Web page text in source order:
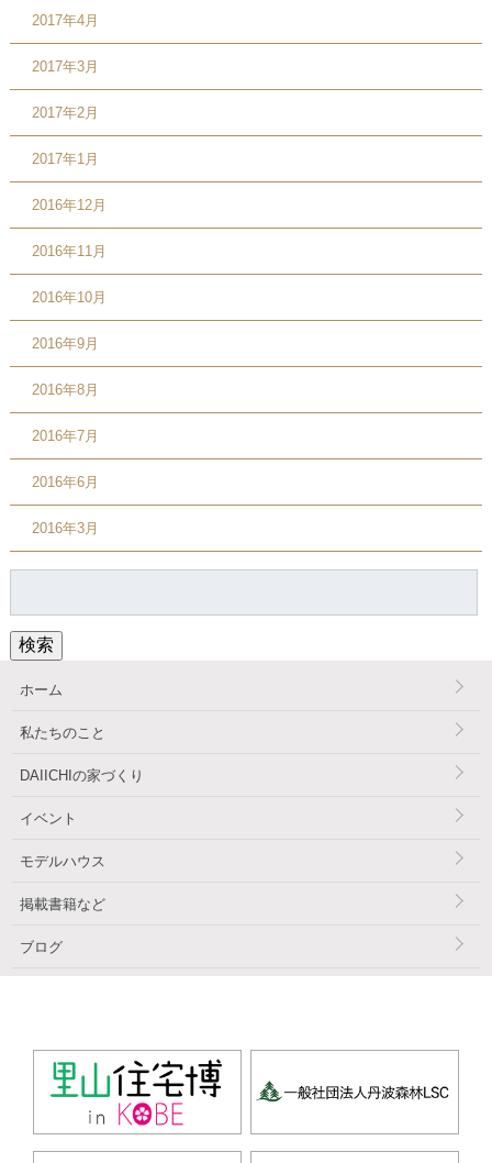
2017年4月
2017年3月
2017年2月
2017年1月
2016年12月
2016年11月
2016年10月
2016年9月
2016年8月
2016年7月
2016年6月
2016年3月
検索
ホーム
私たちのこと
DAIICHIの家づくり
イベント
モデルハウス
掲載書籍など
ブログ